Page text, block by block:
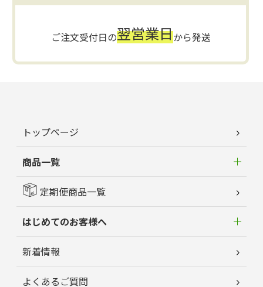
ご注文受付日の翌営業日から発送
トップページ
商品一覧
定期便商品一覧
はじめてのお客様へ
新着情報
よくあるご質問